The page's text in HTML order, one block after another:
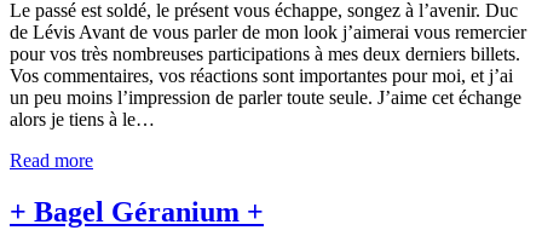
Le passé est soldé, le présent vous échappe, songez à l’avenir. Duc
de Lévis Avant de vous parler de mon look j’aimerai vous remercier
pour vos très nombreuses participations à mes deux derniers billets.
Vos commentaires, vos réactions sont importantes pour moi, et j’ai
un peu moins l’impression de parler toute seule. J’aime cet échange
alors je tiens à le…
Read more
+ Bagel Géranium +